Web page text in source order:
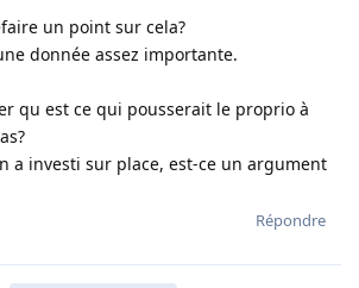
un point sur cela?
donnée assez importante.
qu est ce qui pousserait le proprio à
a investi sur place, est-ce un argument
Répondre